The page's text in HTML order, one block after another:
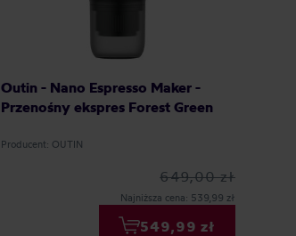
Outin - Nano Espresso Maker -
Przenośny ekspres Forest Green
Producent: OUTIN
649,00 zł
Najniższa cena: 539,99 zł
549,99 zł